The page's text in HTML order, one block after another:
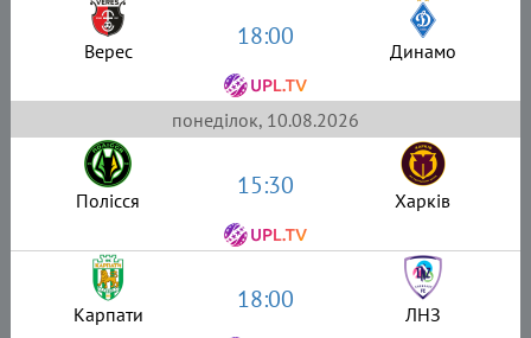
Верес 18:00 Динамо
понеділок, 10.08.2026
Полісся 15:30 Харків
Карпати 18:00 ЛНЗ